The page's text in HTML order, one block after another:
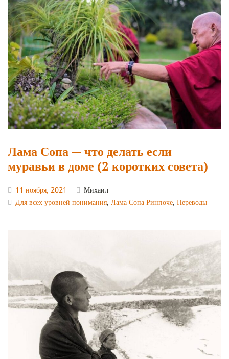
Лама Сопа — что делать если
муравьи в доме (2 коротких совета)
11 ноября, 2021
Михаил
Для всех уровней понимания, Лама Сопа Ринпоче, Переводы